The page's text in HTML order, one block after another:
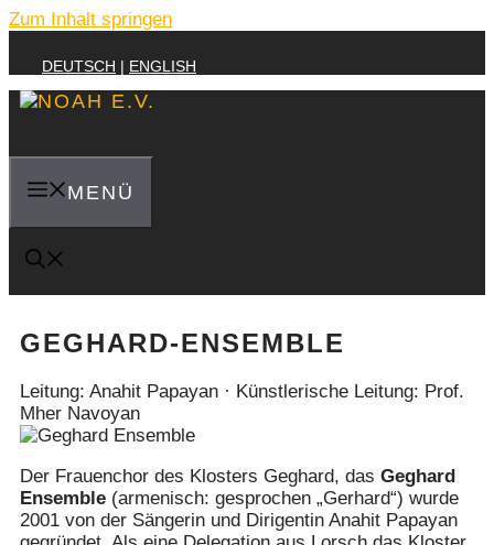
Zum Inhalt springen
DEUTSCH | ENGLISH
MENÜ
GEGHARD-ENSEMBLE
Leitung: Anahit Papayan · Künstlerische Leitung: Prof.
Mher Navoyan
Der Frauenchor des Klosters Geghard, das Geghard
Ensemble (armenisch: gesprochen „Gerhard“) wurde
2001 von der Sängerin und Dirigentin Anahit Papayan